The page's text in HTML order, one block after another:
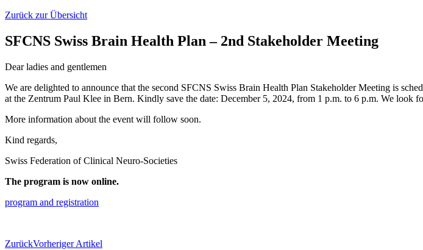
Zurück zur Übersicht
SFCNS Swiss Brain Health Plan – 2nd Stakeholder Meeting
Dear ladies and gentlemen
We are delighted to announce that the second SFCNS Swiss Brain Health Plan Stakeholder Meeting is
at the Zentrum Paul Klee in Bern. Kindly save the date: December 5, 2024, from 1 p.m. to 6 p.m. We look
More information about the event will follow soon.
Kind regards,
Swiss Federation of Clinical Neuro-Societies
The program is now online.
program and registration
ZurückVorheriger Artikel